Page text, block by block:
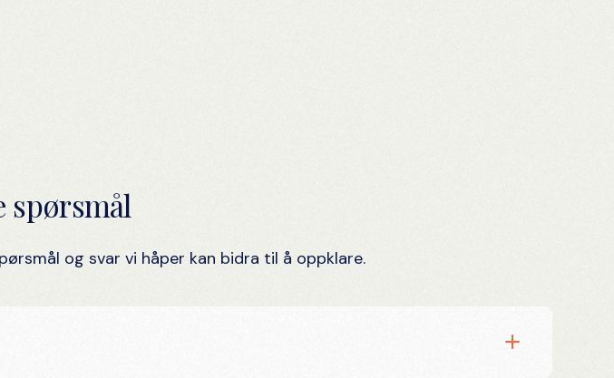
spørsmål
og svar vi håper kan bidra til å oppklare.